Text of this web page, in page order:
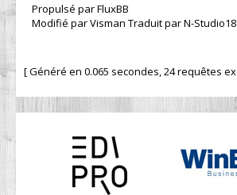
Propulsé par FluxBB
Modifié par Visman Traduit par N-Studio18
[ Généré en 0.065 secondes, 24 requêtes